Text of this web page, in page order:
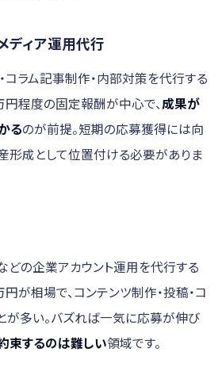
ディア運用代行
コラム記事制作・内部対策を代行する
円程度の固定報酬が中心で、成果が
るのが前提。短期の応募獲得には向
形成として位置付ける必要がありま
どの企業アカウント運用を代行する
が相場で、コンテンツ制作・投稿・コ
が多い。バズれば一気に応募が伸び
束するのは難しい領域です。